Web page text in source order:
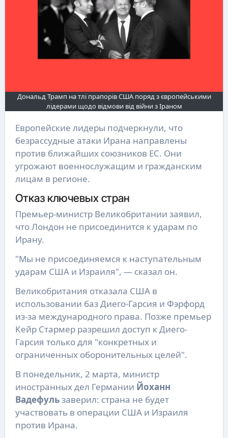
Дональд Трамп на тлі прапорів США поряд з європейськими
лідерами щодо відмови від війни з Іраном
Европейские лидеры подчеркнули, что
безрассудные атаки Ирана направлены
против ближайших союзников ЕС. Они
угрожают военнослужащим и гражданским
лицам в регионе.
Отказ ключевых стран
Премьер-министр Великобритании заявил,
что Лондон не присоединится к ударам по
Ирану.
"Мы не присоединяемся к наступательным
ударам США и Израиля", — сказал он.
Великобритания отказала США в
использовании баз Диего-Гарсия и Фэрфорд
из-за международного права. Позже премьер
Кейр Стармер разрешил доступ к Диего-
Гарсия только для "конкретных и
ограниченных оборонительных целей".
В понедельник, 2 марта, министр
иностранных дел Германии Йоханн
Вадефульзаверил: страна не будет
участвовать в операции США и Израиля
против Ирана.